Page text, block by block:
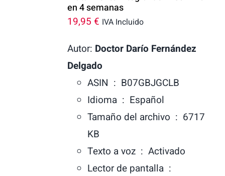
en 4 semanas
19,95 € IVA Incluido
Autor: Doctor Darío Fernández
Delgado
ASIN ‏ : ‎ B07GBJGCLB
Idioma ‏ : ‎ Español
Tamaño del archivo ‏ : ‎ 6717
KB
Texto a voz ‏ : ‎ Activado
Lector de pantalla ‏ :